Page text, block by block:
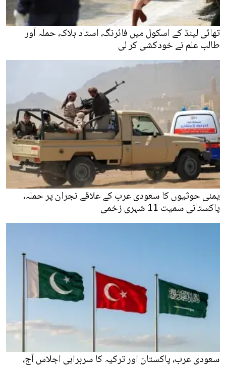
تھائی لینڈ کے اسکول میں فائرنگ، استاد ہلاک، حملہ آور
طالب علم نے خودکشی کر لی
یمنی حوثیوں کا سعودی عرب کے علاقے نجران پر حملہ،
پاکستانی سمیت 11 شہری زخمی
سعودی عرب، پاکستان اور ترکیہ کا سربراہی اجلاس آج،